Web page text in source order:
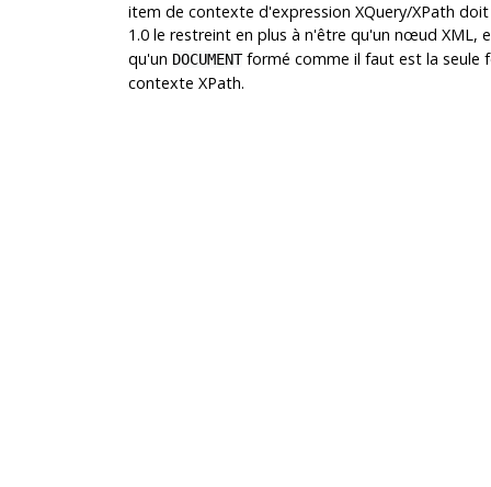
item de contexte d'expression XQuery/XPath
1.0 le restreint en plus à n'être qu'un nœud
qu'un DOCUMENTformé comme il faut est la seule
contexte XPath.